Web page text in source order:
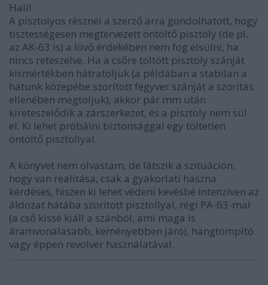
Hali!
A pisztolyos résznél a szerző arra gondolhatott, hogy
tisztességesen megtervezett öntöltő pisztoly (de pl.
az AK-63 is) a lövő érdekében nem fog elsülni, ha
nincs reteszelve. Ha a csőre töltött pisztoly szánját
kismértékben hátratoljuk (a példában a stabilan a
hátunk közepébe szorított fegyver szánját a szorítás
ellenében megtoljuk), akkor pár mm után
kireteszelődik a zárszerkezet, és a pisztoly nem sül
el. Ki lehet próbálni biztonsággal egy töltetlen
öntöltő pisztollyal.
A könyvet nem olvastam, de látszik a szituáción,
hogy van realitása, csak a gyakorlati haszna
kérdéses, hiszen ki lehet védeni kevésbé intenzíven az
áldozat hátába szorított pisztollyal, régi PA-63-mal
(a cső kissé kiáll a szánból, ami maga is
áramvonalasabb, keményebben járó), hangtompító
vagy éppen revolver használatával.